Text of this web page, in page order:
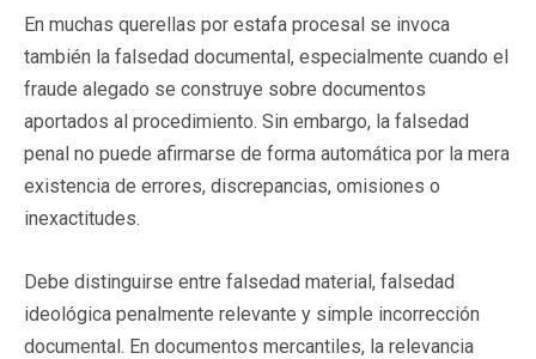
En muchas querellas por estafa procesal se invoca
también la falsedad documental, especialmente cuando el
fraude alegado se construye sobre documentos
aportados al procedimiento. Sin embargo, la falsedad
penal no puede afirmarse de forma automática por la mera
existencia de errores, discrepancias, omisiones o
inexactitudes.
Debe distinguirse entre falsedad material, falsedad
ideológica penalmente relevante y simple incorrección
documental. En documentos mercantiles, la relevancia